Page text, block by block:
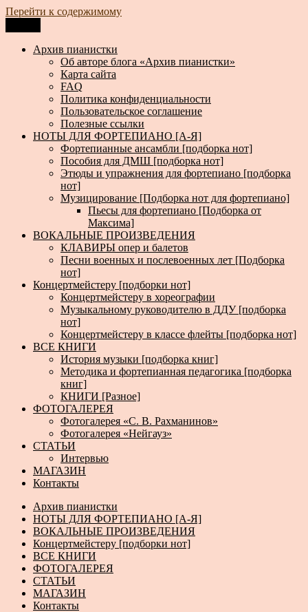
Перейти к содержимому
Архив пианистки
Всё для пианистов: ноты, книги, музыка, статьи…
Архив пианистки
Об авторе блога «Архив пианистки»
Карта сайта
FAQ
Политика конфиденциальности
Пользовательское соглашение
Полезные ссылки
НОТЫ ДЛЯ ФОРТЕПИАНО [А-Я]
Фортепианные ансамбли [подборка нот]
Пособия для ДМШ [подборка нот]
Этюды и упражнения для фортепиано [подборка
нот]
Музицирование [Подборка нот для фортепиано]
Пьесы для фортепиано [Подборка от
Максима]
ВОКАЛЬНЫЕ ПРОИЗВЕДЕНИЯ
КЛАВИРЫ опер и балетов
Песни военных и послевоенных лет [Подборка
нот]
Концертмейстеру [подборки нот]
Концертмейстеру в хореографии
Музыкальному руководителю в ДДУ [подборка
нот]
Концертмейстеру в классе флейты [подборка нот]
ВСЕ КНИГИ
История музыки [подборка книг]
Методика и фортепианная педагогика [подборка
книг]
КНИГИ [Разное]
ФОТОГАЛЕРЕЯ
Фотогалерея «С. В. Рахманинов»
Фотогалерея «Нейгауз»
СТАТЬИ
Интервью
МАГАЗИН
Контакты
Архив пианистки
НОТЫ ДЛЯ ФОРТЕПИАНО [А-Я]
ВОКАЛЬНЫЕ ПРОИЗВЕДЕНИЯ
Концертмейстеру [подборки нот]
ВСЕ КНИГИ
ФОТОГАЛЕРЕЯ
СТАТЬИ
МАГАЗИН
Контакты